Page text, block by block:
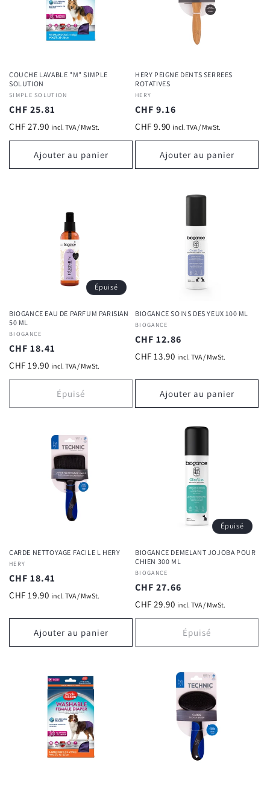
COUCHE LAVABLE "M" SIMPLE
SOLUTION
Fournisseur :
SIMPLE SOLUTION
Prix
habituel
CHF 25.81
CHF 27.90 incl. TVA / MwSt.
Ajouter au panier
HERY PEIGNE DENTS SERREES
ROTATIVES
Fournisseur :
HERY
Prix
habituel
CHF 9.16
CHF 9.90 incl. TVA / MwSt.
Ajouter au panier
Épuisé
BIOGANCE EAU DE PARFUM PARISIAN
50 ML
Fournisseur :
BIOGANCE
Prix
habituel
CHF 18.41
CHF 19.90 incl. TVA / MwSt.
Épuisé
BIOGANCE SOINS DES YEUX 100 ML
Fournisseur :
BIOGANCE
Prix
habituel
CHF 12.86
CHF 13.90 incl. TVA / MwSt.
Ajouter au panier
CARDE NETTOYAGE FACILE L HERY
Fournisseur :
HERY
Prix
habituel
CHF 18.41
CHF 19.90 incl. TVA / MwSt.
Ajouter au panier
Épuisé
BIOGANCE DEMELANT JOJOBA POUR
CHIEN 300 ML
Fournisseur :
BIOGANCE
Prix
habituel
CHF 27.66
CHF 29.90 incl. TVA / MwSt.
Épuisé